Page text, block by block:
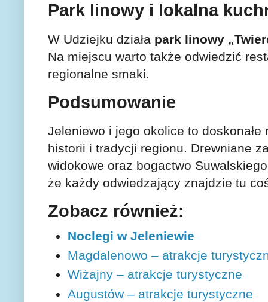
Park linowy i lokalna
W Udziejku działa park linowy
Na miejscu warto także odwiedzić
regionalne smaki.
Podsumowanie
Jeleniewo i jego okolice to doskonałe
historii i tradycji regionu. Drewniane
widokowe oraz bogactwo
że każdy odwiedzający znajdzie tu
Zobacz również:
Noclegi w Jeleniewie
Magdalenowo – atrakcje
Wiżajny – atrakcje turystyczne
Augustów – atrakcje turystyczne